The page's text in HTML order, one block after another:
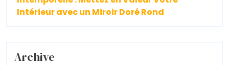
Intérieur avec un Miroir Doré Rond
Archive